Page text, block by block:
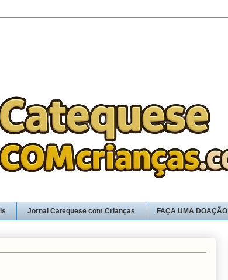
Jornal Catequese com Crianças FAÇA UMA DOAÇÃO